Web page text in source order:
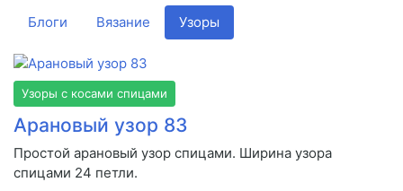
Блоги Вязание Узоры
Узоры с косами спицами
Арановый узор 83
Простой арановый узор спицами. Ширина узора
спицами 24 петли.